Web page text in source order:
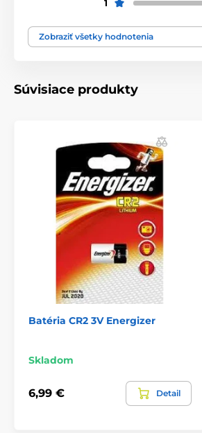
1
Zobraziť všetky hodnotenia
Súvisiace produkty
Batéria CR2 3V Energizer
Skladom
6,99 € Detail